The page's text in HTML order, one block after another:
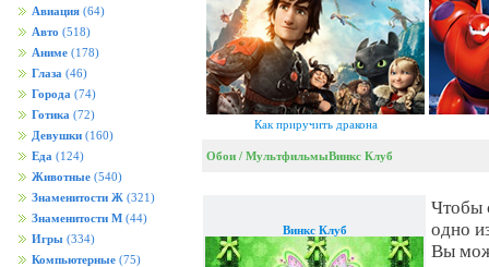
Авиация (64)
Авто (518)
Аниме (178)
Глаза (46)
Города (74)
Готика (72)
Девушки (160)
Еда (124)
Животные (540)
Знаменитости Ж (321)
Знаменитости М (44)
Игры (334)
Компьютерные (75)
Как приручить дракона
Обои / МультфильмыВинкс Клуб
Винкс Клуб
Чтобы
одно
Вы